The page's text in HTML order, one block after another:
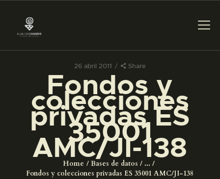
26 abril 2011 Share
Fondos y
colecciones
privadas ES
35001
AMC/JI-138
Home Bases de datos
...
Fondos y colecciones privadas ES 35001 AMC/JI-138
PREPARAR LA VISITA
ACTIVIDADES
█
EL MUSEO